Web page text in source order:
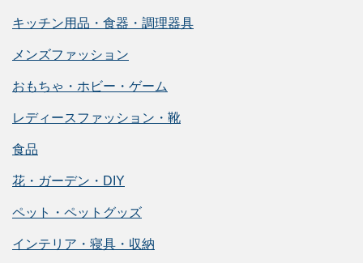
キッチン用品・食器・調理器具
メンズファッション
おもちゃ・ホビー・ゲーム
レディースファッション・靴
食品
花・ガーデン・DIY
ペット・ペットグッズ
インテリア・寝具・収納